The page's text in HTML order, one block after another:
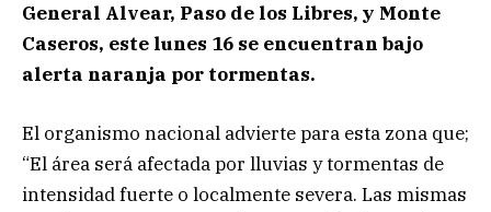
General Alvear, Paso de los Libres, y Monte
Caseros, este lunes 16 se encuentran bajo
alerta naranja por tormentas.
El organismo nacional advierte para esta zona que;
“El área será afectada por lluvias y tormentas de
intensidad fuerte o localmente severa. Las mismas